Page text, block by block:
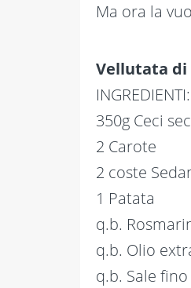
Ma ora la
Vellutata di
INGREDIENTI:
350g Ceci
2 Carote
2 coste
1 Patata
q.b.
q.b. Olio
q.b. Sale